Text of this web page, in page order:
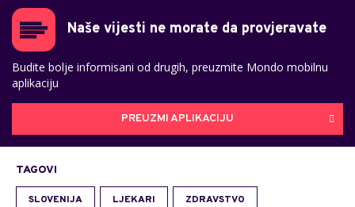
Naše vijesti ne morate da provjeravate
Budite bolje informisani od drugih, preuzmite Mondo mobilnu
aplikaciju
PREUZMI APLIKACIJU
TAGOVI
SLOVENIJA LJEKARI ZDRAVSTVO